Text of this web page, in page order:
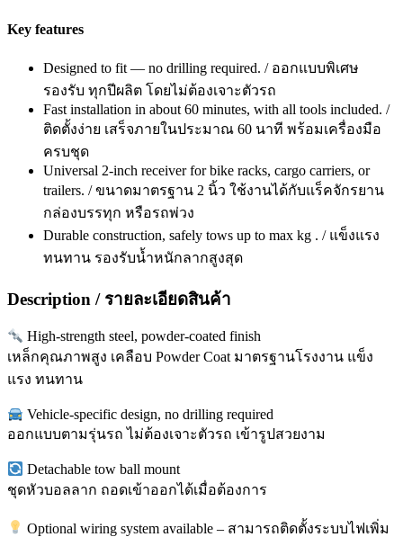
Key features
Designed to fit — no drilling required. / ออกแบบพิเศษ
รองรับ ทุกปีผลิต โดยไม่ต้องเจาะตัวรถ
Fast installation in about 60 minutes, with all tools included. /
ติดตั้งง่าย เสร็จภายในประมาณ 60 นาที พร้อมเครื่องมือ
ครบชุด
Universal 2-inch receiver for bike racks, cargo carriers, or
trailers. / ขนาดมาตรฐาน 2 นิ้ว ใช้งานได้กับแร็คจักรยาน
กล่องบรรทุก หรือรถพ่วง
Durable construction, safely tows up to max kg . / แข็งแรง
ทนทาน รองรับน้ำหนักลากสูงสุด
Description / รายละเอียดสินค้า
High-strength steel, powder-coated finish
เหล็กคุณภาพสูง เคลือบ Powder Coat มาตรฐานโรงงาน แข็ง
แรง ทนทาน
Vehicle-specific design, no drilling required
ออกแบบตามรุ่นรถ ไม่ต้องเจาะตัวรถ เข้ารูปสวยงาม
Detachable tow ball mount
ชุดหัวบอลลาก ถอดเข้าออกได้เมื่อต้องการ
Optional wiring system available – สามารถติดตั้งระบบไฟเพิ่ม